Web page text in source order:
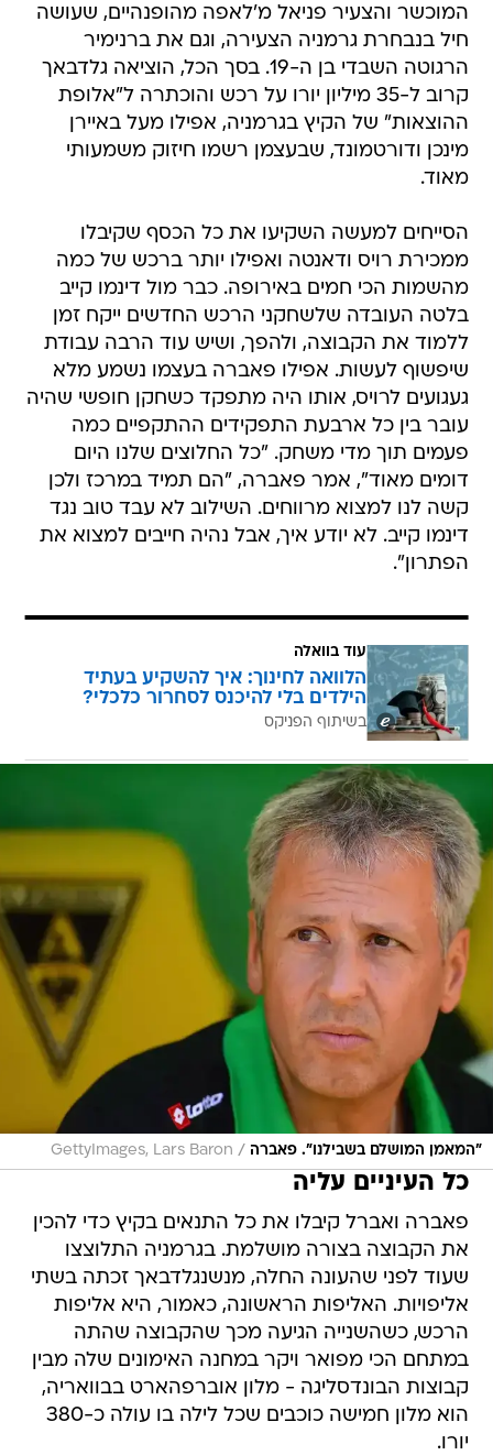
המוכשר והצעיר פניאל מ'לאפה מהופנהיים, שעושה
חיל בנבחרת גרמניה הצעירה, וגם את ברנימיר
הרגוטה השבדי בן ה-19. בסך הכל, הוציאה גלדבאך
קרוב ל-35 מיליון יורו על רכש והוכתרה ל"אלופת
ההוצאות" של הקיץ בגרמניה, אפילו מעל באיירן
מינכן ודורטמונד, שבעצמן רשמו חיזוק משמעותי
מאוד.
הסייחים למעשה השקיעו את כל הכסף שקיבלו
ממכירת רויס ודאנטה ואפילו יותר ברכש של כמה
מהשמות הכי חמים באירופה. כבר מול דינמו קייב
בלטה העובדה שלשחקני הרכש החדשים ייקח זמן
ללמוד את הקבוצה, ולהפך, ושיש עוד הרבה עבודת
שיפשוף לעשות. אפילו פאברה בעצמו נשמע מלא
געגועים לרויס, אותו היה מתפקד כשחקן חופשי שהיה
עובר בין כל ארבעת התפקידים ההתקפיים כמה
פעמים תוך מדי משחק. "כל החלוצים שלנו היום
דומים מאוד", אמר פאברה, "הם תמיד במרכז ולכן
קשה לנו למצוא מרווחים. השילוב לא עבד טוב נגד
דינמו קייב. לא יודע איך, אבל נהיה חייבים למצוא את
הפתרון".
עוד בוואלה
הלוואה לחינוך: איך להשקיע בעתיד
הילדים בלי להיכנס לסחרור כלכלי?
בשיתוף הפניקס
"המאמן המושלם בשבילנו". פאברה /
GettyImages, Lars Baron
כל העיניים עליה
פאברה ואברל קיבלו את כל התנאים בקיץ כדי להכין
את הקבוצה בצורה מושלמת. בגרמניה התלוצצו
שעוד לפני שהעונה החלה, מנשנגלדבאך זכתה בשתי
אליפויות. האליפות הראשונה, כאמור, היא אליפות
הרכש, כשהשנייה הגיעה מכך שהקבוצה שהתה
במתחם הכי מפואר ויקר במחנה האימונים שלה מבין
קבוצות הבונדסליגה - מלון אוברפהארט בבוואריה,
הוא מלון חמישה כוכבים שכל לילה בו עולה כ-380
יורו.